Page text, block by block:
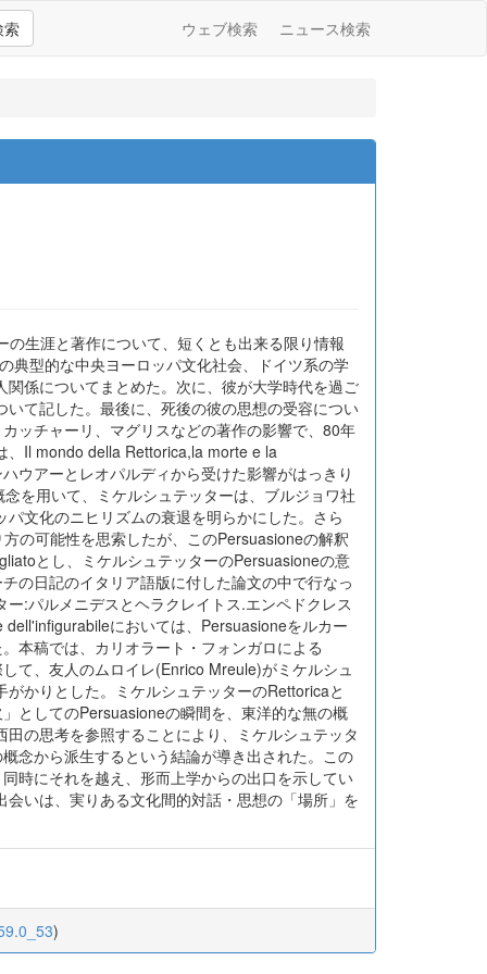
索 ウェブ検索 ニュース検索
生涯と著作について、短くとも出来る限り情報
典型的な中央ヨーロッパ文化社会、ドイツ系の学
係についてまとめた。次に、彼が大学時代を過ご
て記した。最後に、死後の彼の思想の受容につい
ッチャーリ、マグリスなどの著作の影響で、80年
、Il mondo della Rettorica,la morte e la
ウアーとレオパルディから受けた影響がはっきり
を用いて、ミケルシュテッターは、ブルジョワ社
文化のニヒリズムの衰退を明らかにした。さら
の可能性を思索したが、このPersuasioneの解釈
とし、ミケルシュテッターのPersuasioneの意
の日記のイタリア語版に付した論文の中で行なっ
:パルメニデスとヘラクレイトス.エンペドクレス
においては、Persuasioneをルカー
本稿では、カリオラート・フォンガロによる
て、友人のムロイレ(Enrico Mreule)がミケルシュ
かりとした。ミケルシュテッターのRettoricaと
としてのPersuasioneの瞬間を、東洋的な無の概
の思考を参照することにより、ミケルシュテッタ
念から派生するという結論が導き出された。この
時にそれを越え、形而上学からの出口を示してい
いは、実りある文化間的対話・思想の「場所」を
)